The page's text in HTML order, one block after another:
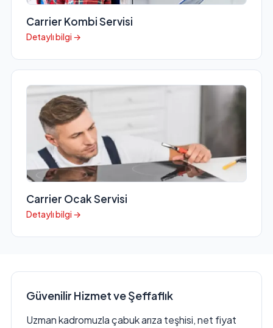
Carrier Kombi Servisi
Detaylı bilgi →
Carrier Ocak Servisi
Detaylı bilgi →
Güvenilir Hizmet ve Şeffaflık
Uzman kadromuzla çabuk arıza teşhisi, net fiyat